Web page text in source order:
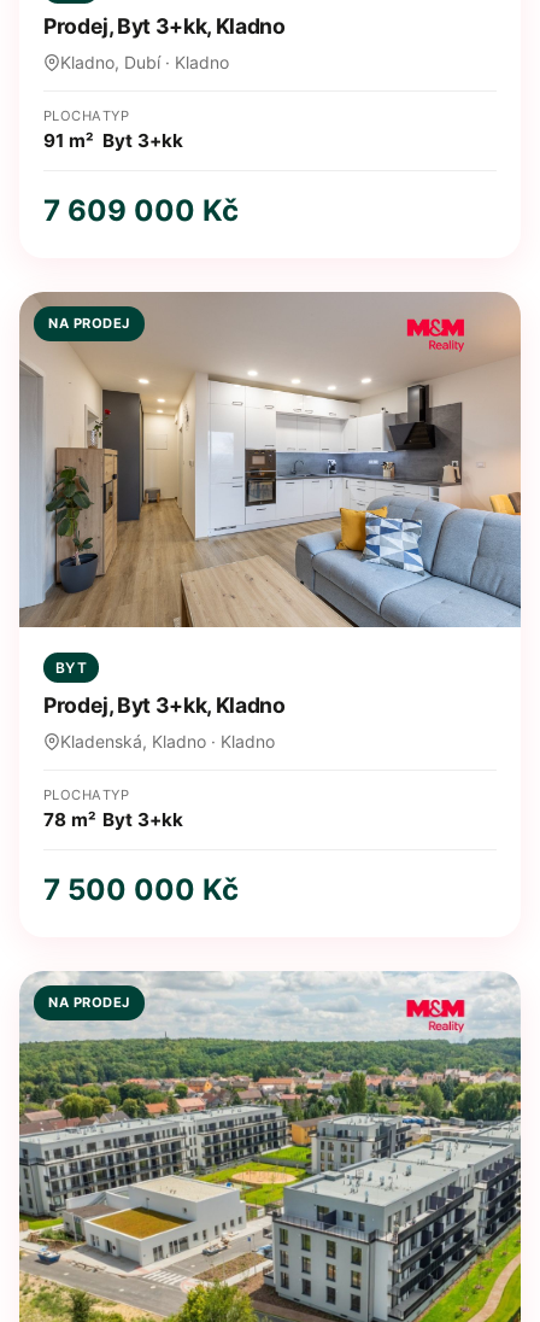
Prodej, Byt 3+kk, Kladno
Kladno, Dubí · Kladno
PLOCHA
91 m²
TYP
Byt 3+kk
7 609 000 Kč
NA PRODEJ
BYT
Prodej, Byt 3+kk, Kladno
Kladenská, Kladno · Kladno
PLOCHA
78 m²
TYP
Byt 3+kk
7 500 000 Kč
NA PRODEJ